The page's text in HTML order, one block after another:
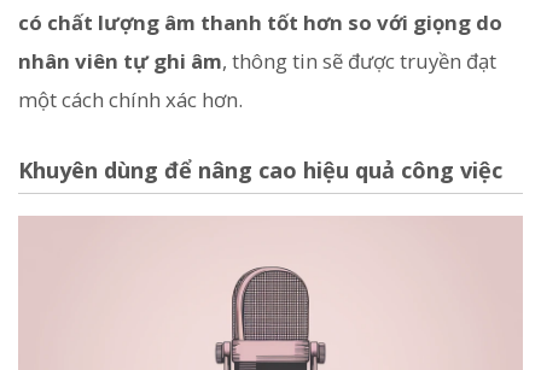
có chất lượng âm thanh tốt hơn so với giọng do
nhân viên tự ghi âm, thông tin sẽ được truyền đạt
một cách chính xác hơn.
Khuyên dùng để nâng cao hiệu quả công việc